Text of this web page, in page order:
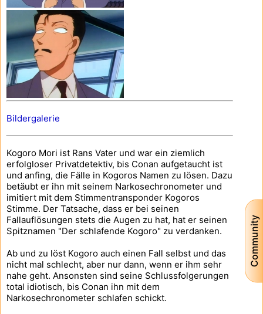
Community
Bildergalerie
Kogoro Mori ist Rans Vater und war ein ziemlich
erfolgloser Privatdetektiv, bis Conan aufgetaucht ist
und anfing, die Fälle in Kogoros Namen zu lösen. Dazu
betäubt er ihn mit seinem Narkosechronometer und
imitiert mit dem Stimmentransponder Kogoros
Stimme. Der Tatsache, dass er bei seinen
Fallauflösungen stets die Augen zu hat, hat er seinen
Spitznamen "Der schlafende Kogoro" zu verdanken.
Ab und zu löst Kogoro auch einen Fall selbst und das
nicht mal schlecht, aber nur dann, wenn er ihm sehr
nahe geht. Ansonsten sind seine Schlussfolgerungen
total idiotisch, bis Conan ihn mit dem
Narkosechronometer schlafen schickt.